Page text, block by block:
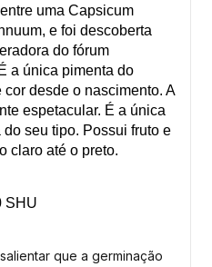
uma Capsicum
e foi descoberta
do fórum
a única pimenta do
desde o nascimento. A
espetacular. É a única
seu tipo. Possui fruto e
claro até o preto.
SHU
que a germinação